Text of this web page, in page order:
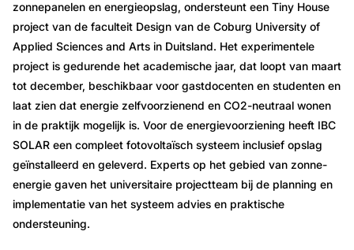
zonnepanelen en energieopslag, ondersteunt een Tiny House
project van de faculteit Design van de Coburg University of
Applied Sciences and Arts in Duitsland. Het experimentele
project is gedurende het academische jaar, dat loopt van maart
tot december, beschikbaar voor gastdocenten en studenten en
laat zien dat energie zelfvoorzienend en CO2-neutraal wonen
in de praktijk mogelijk is. Voor de energievoorziening heeft IBC
SOLAR een compleet fotovoltaïsch systeem inclusief opslag
geïnstalleerd en geleverd. Experts op het gebied van zonne-
energie gaven het universitaire projectteam bij de planning en
implementatie van het systeem advies en praktische
ondersteuning.